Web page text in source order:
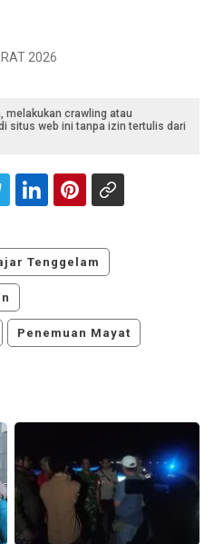
2026
melakukan crawling atau
situs web ini tanpa izin tertulis dari
Tenggelam
Penemuan Mayat